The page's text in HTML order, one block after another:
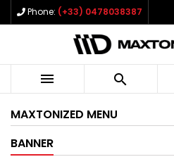
Phone: (+33) 0478038387
 
MAXTONIZED MENU
BANNER